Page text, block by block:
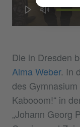
Die in Dresden
Alma Weber. In
des
Kabooom!“ in
„Johann Georg